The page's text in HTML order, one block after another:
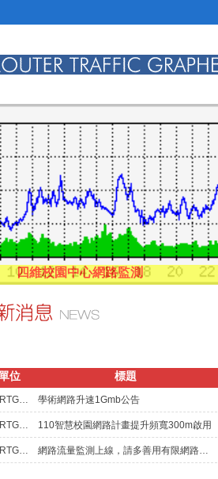
四維校園中心網路監測
位 標題
MRTG校園網路流量統計 學術網路升速1Gmb公告
MRTG校園網路流量統計 110智慧校園網路計畫提升頻寬300m啟用
MRTG校園網路流量統計 網路流量監測上線，請多善用有限網路資源。